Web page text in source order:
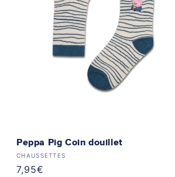
Peppa Pig Coin douillet
Distributeur :
CHAUSSETTES
Prix
7,95€